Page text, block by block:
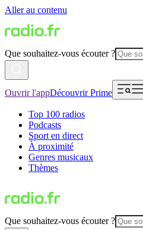
Aller au contenu
Que souhaitez-vous écouter ?
Ouvrir l'appDécouvrir Prime
Top 100 radios
Podcasts
Sport en direct
À proximité
Genres musicaux
Thèmes
Que souhaitez-vous écouter ?